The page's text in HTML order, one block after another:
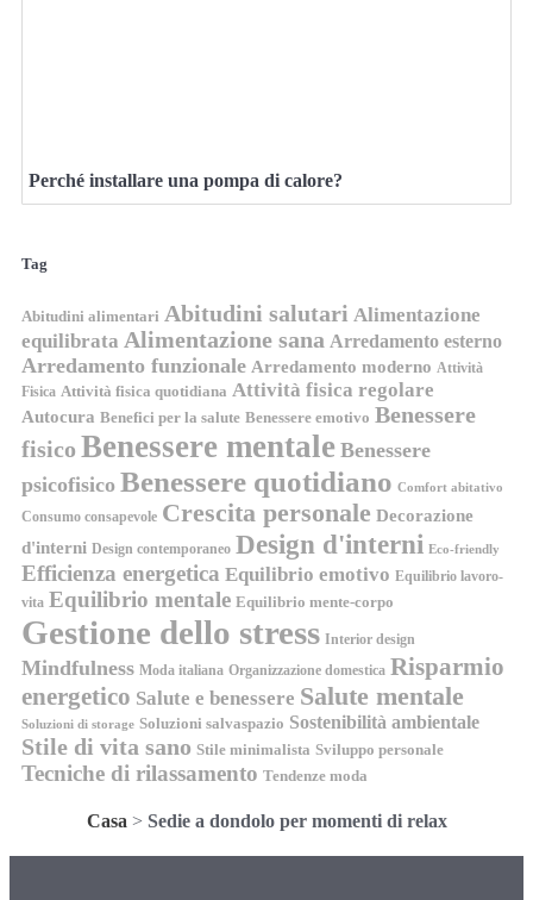
Perché installare una pompa di calore?
Tag
Abitudini alimentari Abitudini salutari Alimentazione
equilibrata Alimentazione sana Arredamento esterno
Arredamento funzionale Arredamento moderno Attività
Fisica Attività fisica quotidiana Attività fisica regolare
Autocura Benefici per la salute Benessere emotivo Benessere
fisico Benessere mentale Benessere
psicofisico Benessere quotidiano Comfort abitativo
Consumo consapevole Crescita personale Decorazione
d'interni Design contemporaneo Design d'interni Eco-friendly
Efficienza energetica Equilibrio emotivo Equilibrio lavoro-
vita Equilibrio mentale Equilibrio mente-corpo
Gestione dello stress Interior design
Mindfulness Moda italiana Organizzazione domestica Risparmio
energetico Salute e benessere Salute mentale
Soluzioni di storage Soluzioni salvaspazio Sostenibilità ambientale
Stile di vita sano Stile minimalista Sviluppo personale
Tecniche di rilassamento Tendenze moda
Casa > Sedie a dondolo per momenti di relax